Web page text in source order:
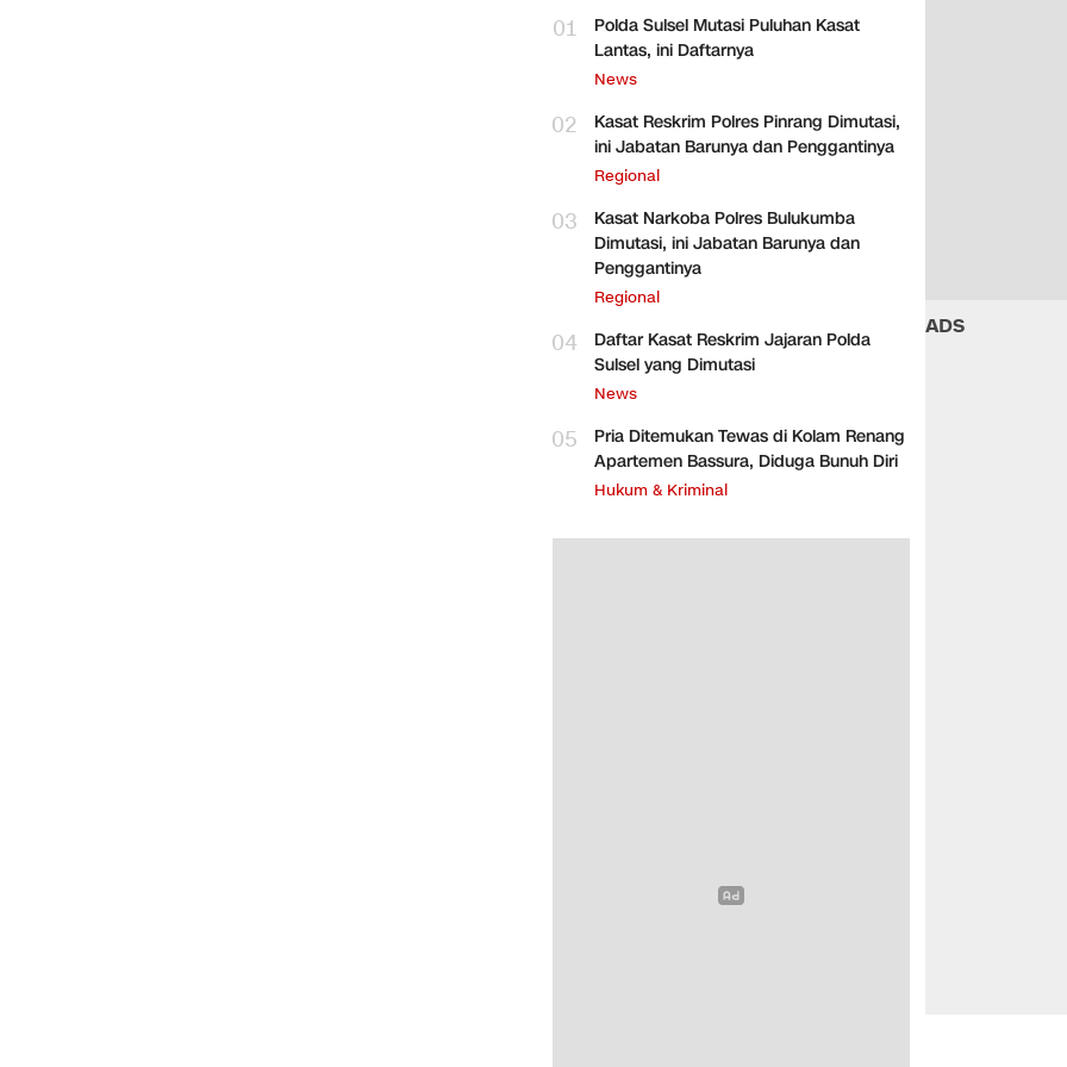
01
Polda Sulsel Mutasi Puluhan Kasat
Lantas, ini Daftarnya
News
02
Kasat Reskrim Polres Pinrang Dimutasi,
ini Jabatan Barunya dan Penggantinya
Regional
03
Kasat Narkoba Polres Bulukumba
Dimutasi, ini Jabatan Barunya dan
Penggantinya
Regional
04
Daftar Kasat Reskrim Jajaran Polda
Sulsel yang Dimutasi
News
05
Pria Ditemukan Tewas di Kolam Renang
Apartemen Bassura, Diduga Bunuh Diri
Hukum & Kriminal
ADS